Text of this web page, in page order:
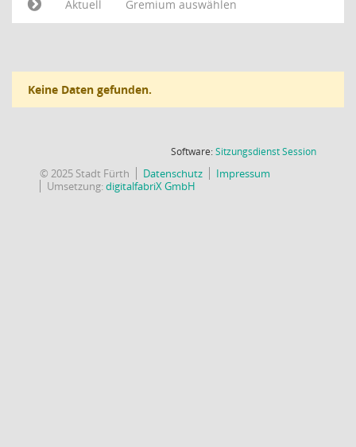
Aktuell
Gremium auswählen
Keine Daten gefunden.
Software:SitzungsdienstSession(Wird in
© 2025 Stadt Fürth Datenschutz
Impressum
Umsetzung:digitalfabriX GmbH